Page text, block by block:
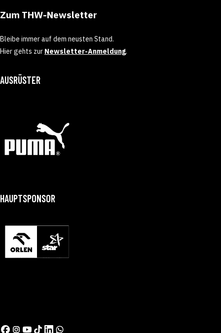
Zum THW-Newsletter
Bleibe immer auf dem neusten Stand.
Hier gehts zur Newsletter-Anmeldung.
AUSRÜSTER
HAUPTSPONSOR